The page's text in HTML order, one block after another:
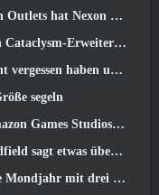
Entwicklerteam zusammengestellt
nach Hearthstone zurück
PvP-Fest von Steam teilnehmen
segeln
des westlichen Verlagswesens von Aion 2
etwas über Spieler aus
voller Super-Pferde-Events